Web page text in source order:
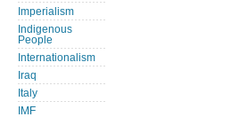
Imperialism
Indigenous
People
Internationalism
Iraq
Italy
IMF